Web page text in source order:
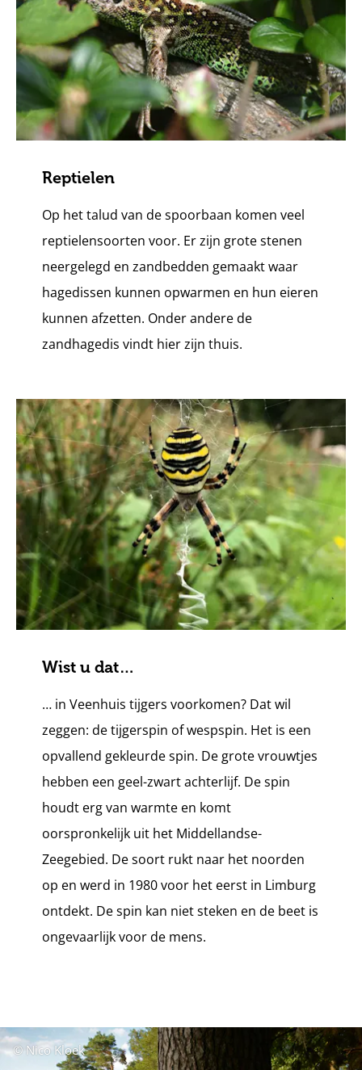
Reptielen
Op het talud van de spoorbaan komen veel
reptielensoorten voor. Er zijn grote stenen
neergelegd en zandbedden gemaakt waar
hagedissen kunnen opwarmen en hun eieren
kunnen afzetten. Onder andere de
zandhagedis vindt hier zijn thuis.
Wist u dat…
… in Veenhuis tijgers voorkomen? Dat wil
zeggen: de tijgerspin of wespspin. Het is een
opvallend gekleurde spin. De grote vrouwtjes
hebben een geel-zwart achterlijf. De spin
houdt erg van warmte en komt
oorspronkelijk uit het Middellandse-
Zeegebied. De soort rukt naar het noorden
op en werd in 1980 voor het eerst in Limburg
ontdekt. De spin kan niet steken en de beet is
ongevaarlijk voor de mens.
© Nico Kloek